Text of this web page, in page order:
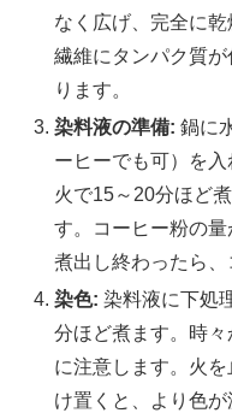
なく広げ、完全に乾
繊維にタンパク質
ります。
染料液の準備: 鍋に
ーヒーでも可）を
火で15～20分ほど
す。コーヒー粉の量
煮出し終わったら、
染色: 染料液に下処
分ほど煮ます。時
に注意します。火
け置くと、より色が